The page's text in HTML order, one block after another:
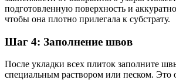
подготовленную поверхность и
чтобы она плотно прилегала к субстрату.
Шаг 4: Заполнение швов
После укладки всех плиток заполните
специальным раствором или песком. Это